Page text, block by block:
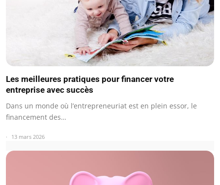
Les meilleures pratiques pour financer votre
entreprise avec succès
Dans un monde où l’entrepreneuriat est en plein essor, le
financement des…
13 mars 2026